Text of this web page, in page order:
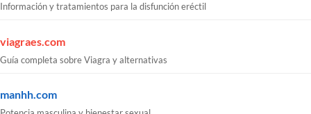
Información y tratamientos para la disfunción eréctil
viagraes.com
Guía completa sobre Viagra y alternativas
manhh.com